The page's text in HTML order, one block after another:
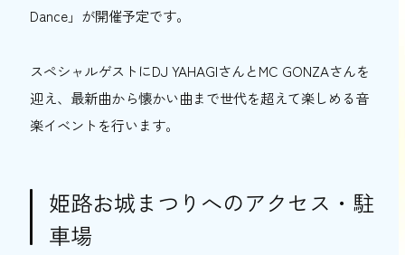
Dance」が開催予定です。
スペシャルゲストにDJ YAHAGIさんとMC GONZAさんを
迎え、最新曲から懐かい曲まで世代を超えて楽しめる音
楽イベントを行います。
姫路お城まつりへのアクセス・駐
車場